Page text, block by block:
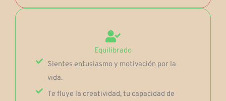
Equilibrado
Sientes entusiasmo y motivación por la
vida.
Te fluye la creatividad, tu capacidad de